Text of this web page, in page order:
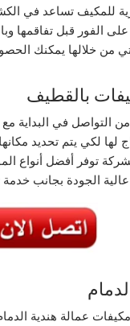
للمكيف تساعد في
الفور قبل تفاقمها
من خلالها يمكنك
بالقطيف
التواصل في
لكي يتم تحديد
توفر أفضل أنواع
الجودة بجانب
عمالة هندية